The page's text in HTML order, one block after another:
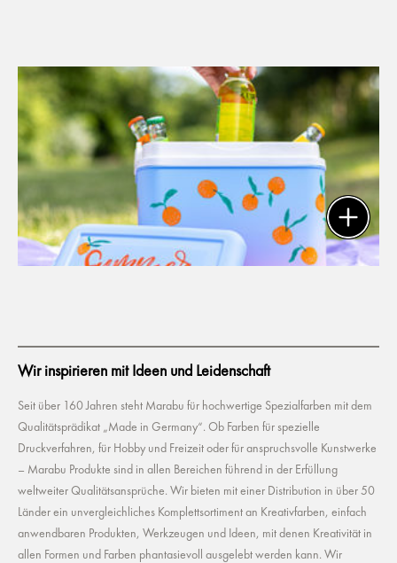
Wir inspirieren mit Ideen und Leidenschaft
Seit über 160 Jahren steht Marabu für hochwertige Spezialfarben mit dem
Qualitätsprädikat „Made in Germany“. Ob Farben für spezielle
Druckverfahren, für Hobby und Freizeit oder für anspruchsvolle Kunstwerke
– Marabu Produkte sind in allen Bereichen führend in der Erfüllung
weltweiter Qualitätsansprüche. Wir bieten mit einer Distribution in über 50
Länder ein unvergleichliches Komplettsortiment an Kreativfarben, einfach
anwendbaren Produkten, Werkzeugen und Ideen, mit denen Kreativität in
allen Formen und Farben phantasievoll ausgelebt werden kann. Wir